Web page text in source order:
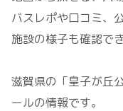
バスレポや口コミ、
施設の様子も確認で
滋賀県の「皇子が丘
ールの情報です。